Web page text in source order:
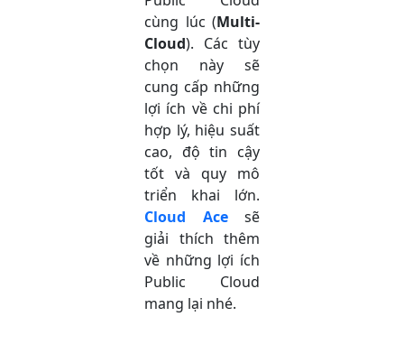
cùng lúc (Multi-
Cloud). Các tùy
chọn này sẽ
cung cấp những
lợi ích về chi phí
hợp lý, hiệu suất
cao, độ tin cậy
tốt và quy mô
triển khai lớn.
Cloud Acesẽ
giải thích thêm
về những lợi ích
Public Cloud
mang lại nhé.